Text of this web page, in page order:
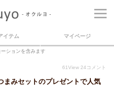
イテム マイページ
ションを含みます
61View 24 コメント
まみセットのプレゼントで人気